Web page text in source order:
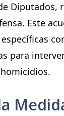
Diputados,
Este
para